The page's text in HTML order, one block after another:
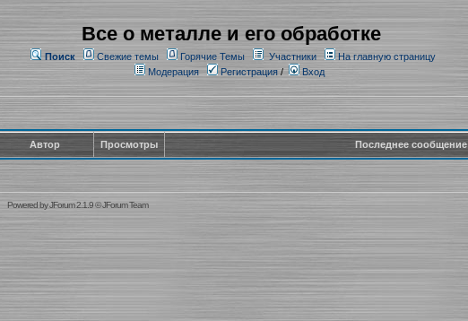
Все о металле и его обработке
Поиск Свежие темы Горячие Темы Участники
На главную страницу
Модерация
Регистрация/ Вход
Автор Просмотры Последнее сообщение
Powered byJForum 2.1.9©JForum Team